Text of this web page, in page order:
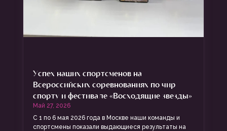
Успех наших спортсменов на
Всероссийских соревнованиях по чир
спорту и фестивале «Восходящие звезды»
Май 27, 2026
С 1 по 6 мая 2026 года в Москве наши команды и
спортсмены показали выдающиеся результаты на